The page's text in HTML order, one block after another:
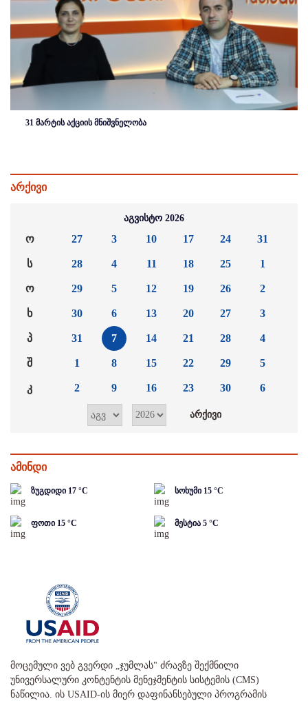
31 მარტის აქციის მნიშვნელობა
არქივი
აგვისტო 2026
ო
ს
ო
ხ
პ
შ
კ
27
28
29
30
31
1
2
3
4
5
6
7
8
9
10
11
12
13
14
15
16
17
18
19
20
21
22
23
24
25
26
27
28
29
30
31
1
2
3
4
5
6
ამინდი
ზუგდიდი 17 °C სოხუმი 15 °C
ფოთი 15 °C მესტია 5 °C
მოცემული ვებ გვერდი „ჯუმლას" ძრავზე შექმნილი
უნივერსალური კონტენტის მენეჯმენტის სისტემის (CMS)
ნაწილია. ის USAID-ის მიერ დაფინანსებული პროგრამის